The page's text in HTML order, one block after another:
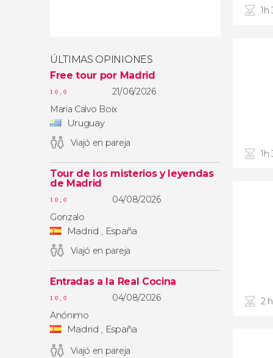
ÚLTIMAS OPINIONES
Free tour por Madrid
10,0
21/06/2026
Maria Calvo Boix
Uruguay
Viajó en pareja
Tour de los misterios y leyendas
de Madrid
10,0
04/08/2026
Gonzalo
Madrid , España
Viajó en pareja
Entradas a la Real Cocina
10,0
04/08/2026
Anónimo
Madrid , España
Viajó en pareja
1h
1h
2